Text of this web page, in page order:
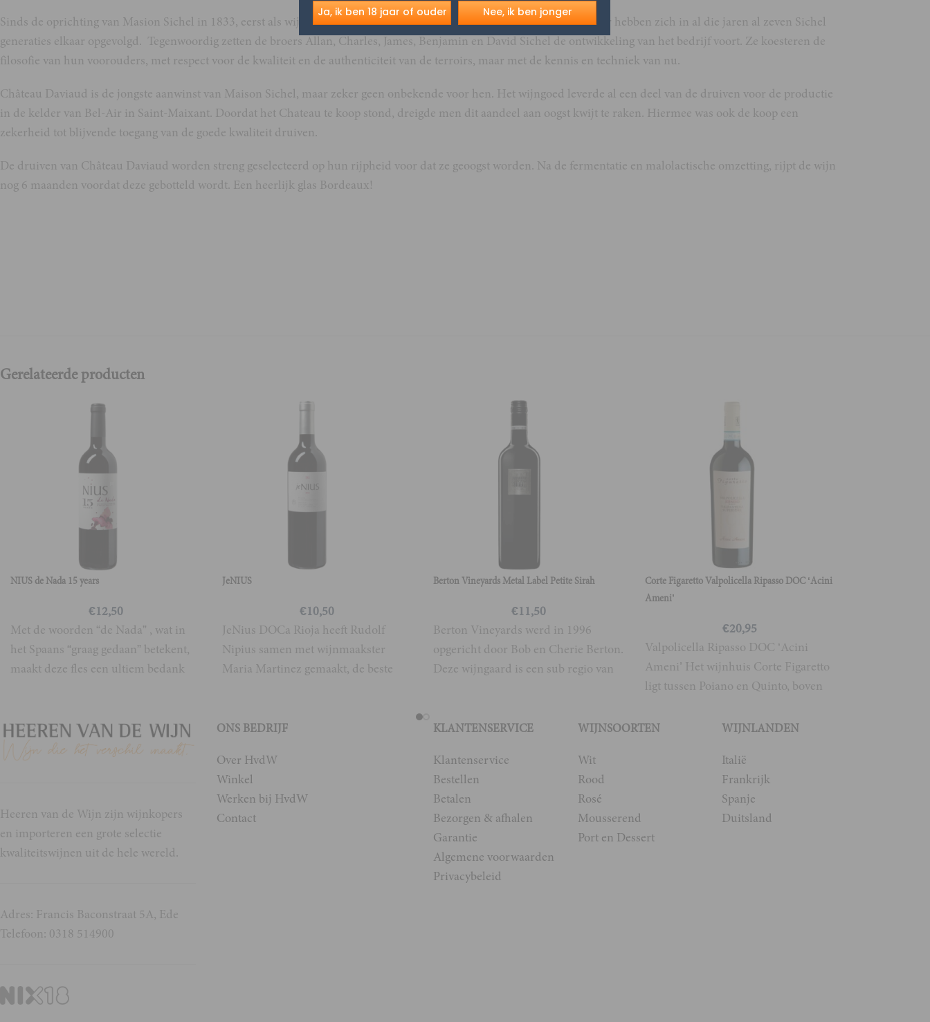
Sinds de oprichting van Masion Sichel in 1833, eerst als wijn-inkoopbedrijf, is het bovenal een familiebedrijf gebleven. Er hebben zich in al die jaren al zeven Sichel
generaties elkaar opgevolgd. Tegenwoordig zetten de broers Allan, Charles, James, Benjamin en David Sichel de ontwikkeling van het bedrijf voort. Ze koesteren de
filosofie van hun voorouders, met respect voor de kwaliteit en de authenticiteit van de terroirs, maar met de kennis en techniek van nu.
Château Daviaud is de jongste aanwinst van Maison Sichel, maar zeker geen onbekende voor hen. Het wijngoed leverde al een deel van de druiven voor de productie
in de kelder van Bel-Air in Saint-Maixant. Doordat het Chateau te koop stond, dreigde men dit aandeel aan oogst kwijt te raken. Hiermee was ook de koop een
zekerheid tot blijvende toegang van de goede kwaliteit druiven.
De druiven van Château Daviaud worden streng geselecteerd op hun rijpheid voor dat ze geoogst worden. Na de fermentatie en malolactische omzetting, rijpt de wijn
nog 6 maanden voordat deze gebotteld wordt. Een heerlijk glas Bordeaux!
Gerelateerde producten
NIUS de Nada 15 years
€12,50
Met de woorden “de Nada” , wat in
het Spaans “graag gedaan” betekent,
maakt deze fles een ultiem bedank
JeNIUS
€10,50
JeNius DOCa Rioja heeft Rudolf
Nipius samen met wijnmaakster
Maria Martinez gemaakt, de beste
Berton Vineyards Metal Label Petite Sirah
€11,50
Berton Vineyards werd in 1996
opgericht door Bob en Cherie Berton.
Deze wijngaard is een sub regio van
Corte Figaretto Valpolicella Ripasso DOC ‘Acini
Ameni’
€20,95
Valpolicella Ripasso DOC ‘Acini
Ameni’ Het wijnhuis Corte Figaretto
ligt tussen Poiano en Quinto, boven
Heeren van de Wijn zijn wijnkopers
en importeren een grote selectie
kwaliteitswijnen uit de hele wereld.
Adres: Francis Baconstraat 5A, Ede
Telefoon: 0318 514900
ONS BEDRIJF
Over HvdW
Winkel
Werken bij HvdW
Contact
KLANTENSERVICE
Klantenservice
Bestellen
Betalen
Bezorgen & afhalen
Garantie
Algemene voorwaarden
Privacybeleid
WIJNSOORTEN
Wit
Rood
Rosé
Mousserend
Port en Dessert
WIJNLANDEN
Italië
Frankrijk
Spanje
Duitsland
Ja, ik ben 18 jaar of ouder Nee, ik ben jonger